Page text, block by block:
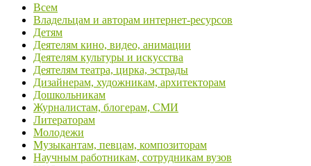
Всем
Владельцам и авторам интернет-ресурсов
Детям
Деятелям кино, видео, анимации
Деятелям культуры и искусства
Деятелям театра, цирка, эстрады
Дизайнерам, художникам, архитекторам
Дошкольникам
Журналистам, блогерам, СМИ
Литераторам
Молодежи
Музыкантам, певцам, композиторам
Научным работникам, сотрудникам вузов